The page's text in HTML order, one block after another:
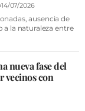
14/07/2026
ausencia de
la naturaleza entre
nueva fase del
vecinos con